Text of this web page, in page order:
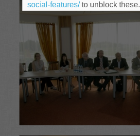
social-features/to unblock these.